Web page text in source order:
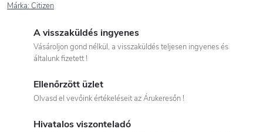
Márka: Citizen
A visszaküldés ingyenes
Vásároljon gond nélkül, a visszaküldés teljesen ingyenes és
általunk fizetett !
Ellenőrzött üzlet
Olvasd el vevőink értékeléseit az Árukeresőn !
Hivatalos viszonteladó